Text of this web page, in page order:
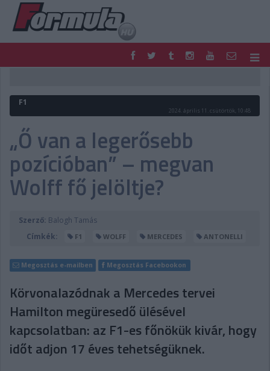
FORMULA
MOTOR
RETRO
PODCAST
SHOP
DIGITÁLIS MAGAZIN
PONTÁLLÁSOK
VERSENYNAPTÁRAK
F1
2024. április 11. csütörtök, 10:48
„Ő van a legerősebb
pozícióban” – megvan
Wolff fő jelöltje?
Szerző: Balogh Tamás
Címkék:
F1 WOLFF MERCEDES ANTONELLI
Megosztás e-mailben Megosztás Facebookon
Körvonalazódnak a Mercedes tervei
Hamilton megüresedő ülésével
kapcsolatban: az F1-es főnökük kivár, hogy
időt adjon 17 éves tehetségüknek.